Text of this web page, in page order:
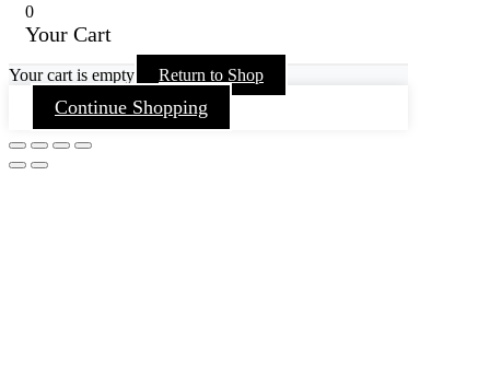
0
Your Cart
Your cart is empty Return to Shop
Continue Shopping